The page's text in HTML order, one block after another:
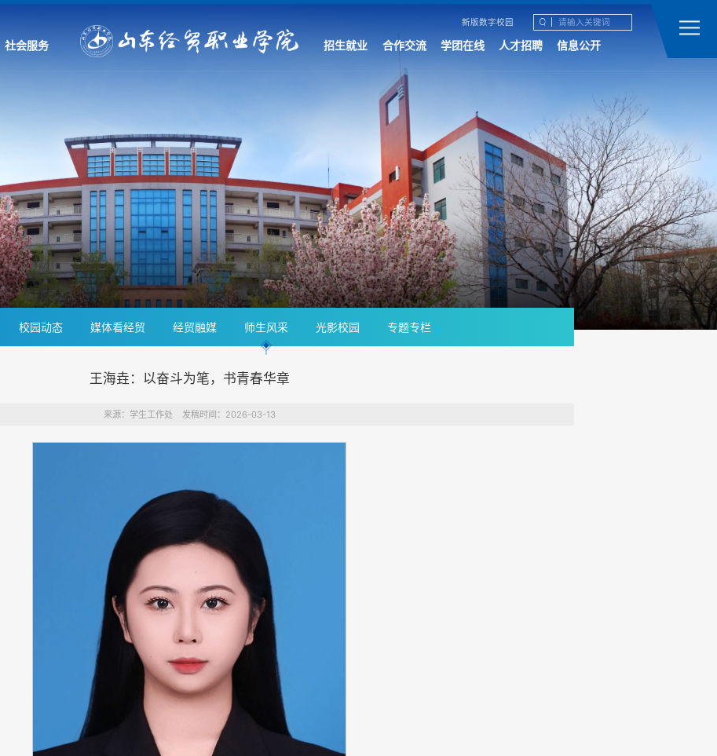
新版数字校园
社会服务 招生就业 合作交流 学团在线 人才招聘 信息公开
校园动态 媒体看经贸 经贸融媒 师生风采 光影校园 专题专栏
王海垚：以奋斗为笔，书青春华章
来源：学生工作处 发稿时间：2026-03-13